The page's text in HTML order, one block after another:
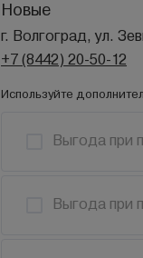
Новые
г. Волгоград, ул.
+7 (8442) 20-50-12
Используйте
Выгода при
Выгода при